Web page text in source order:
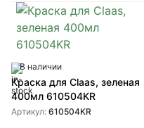
В наличии
Краска для Claas, зеленая
400мл 610504KR
Артикул: 610504KR